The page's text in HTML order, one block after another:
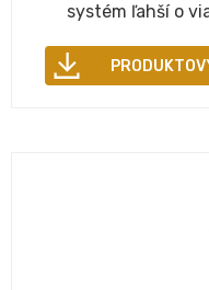
systém ľahší o